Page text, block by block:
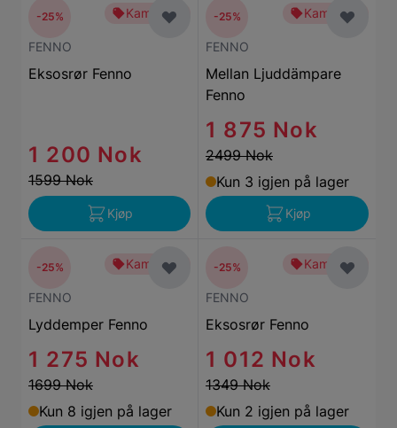
Kampanje
FENNO
Eksosrør Fenno
1 200 Nok
1599 Nok
-25%
Kjøp
Kampanje
FENNO
Mellan Ljuddämpare
Fenno
1 875 Nok
2499 Nok
-25%
Kun 3 igjen på lager
Kjøp
Kampanje
FENNO
Lyddemper Fenno
1 275 Nok
1699 Nok
-25%
Kun 8 igjen på lager
Kampanje
FENNO
Eksosrør Fenno
1 012 Nok
1349 Nok
-25%
Kun 2 igjen på lager